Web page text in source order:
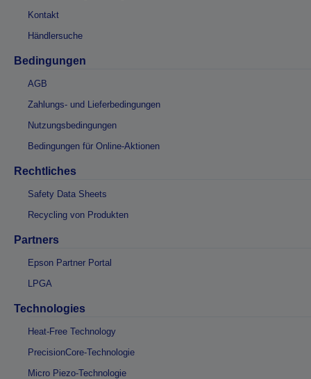
Kontakt
Händlersuche
Bedingungen
AGB
Zahlungs- und Lieferbedingungen
Nutzungsbedingungen
Bedingungen für Online-Aktionen
Rechtliches
Safety Data Sheets
Recycling von Produkten
Partners
Epson Partner Portal
LPGA
Technologies
Heat-Free Technology
PrecisionCore-Technologie
Micro Piezo-Technologie